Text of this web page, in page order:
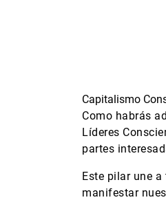
Capitalismo
Como habrás
Líderes
partes
Este pilar une
manifestar